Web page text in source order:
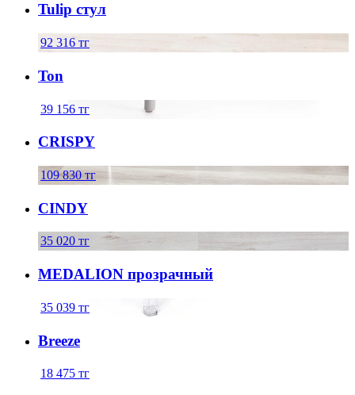
Tulip стул
92 316 тг
Ton
39 156 тг
CRISPY
109 830тг
CINDY
35 020 тг
MEDALION прозрачный
35 039 тг
Breeze
18 475 тг